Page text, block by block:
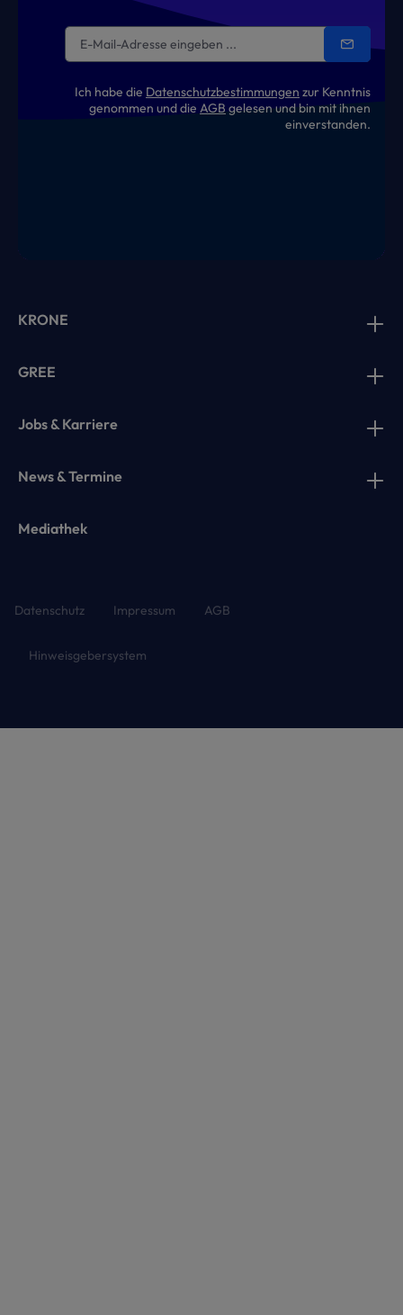
Ich habe die Datenschutzbestimmungen zur Kenntnis
genommen und die AGB gelesen und bin mit ihnen
einverstanden.
KRONE
GREE
Jobs & Karriere
News & Termine
Mediathek
Datenschutz Impressum AGB
Hinweisgebersystem